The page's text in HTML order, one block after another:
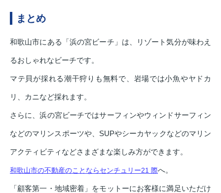
まとめ
和歌山市にある「浜の宮ビーチ」は、リゾート気分が味わえ
るおしゃれなビーチです。
マテ貝が採れる潮干狩りも無料で、岩場では小魚やヤドカ
リ、カニなど採れます。
さらに、浜の宮ビーチではサーフィンやウィンドサーフィン
などのマリンスポーツや、SUPやシーカヤックなどのマリン
アクティビティなどさまざまな楽しみ方ができます。
和歌山市の不動産のことならセンチュリー21 際へ。
「顧客第一・地域密着」をモットーにお客様に満足いただけ